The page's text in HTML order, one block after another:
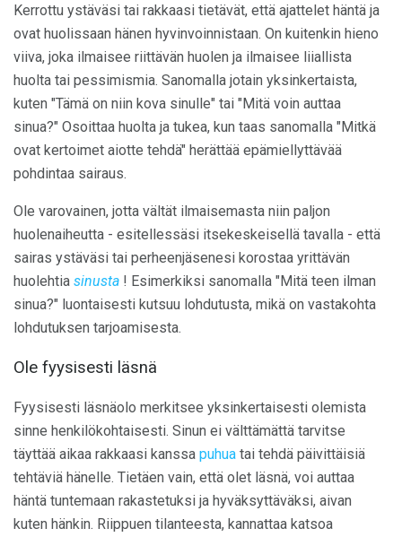
Kerrottu ystäväsi tai rakkaasi tietävät, että ajattelet häntä ja
ovat huolissaan hänen hyvinvoinnistaan. On kuitenkin hieno
viiva, joka ilmaisee riittävän huolen ja ilmaisee liiallista
huolta tai pessimismia. Sanomalla jotain yksinkertaista,
kuten "Tämä on niin kova sinulle" tai "Mitä voin auttaa
sinua?" Osoittaa huolta ja tukea, kun taas sanomalla "Mitkä
ovat kertoimet aiotte tehdä" herättää epämiellyttävää
pohdintaa sairaus.
Ole varovainen, jotta vältät ilmaisemasta niin paljon
huolenaiheutta - esitellessäsi itsekeskeisellä tavalla - että
sairas ystäväsi tai perheenjäsenesi korostaa yrittävän
huolehtia sinusta ! Esimerkiksi sanomalla "Mitä teen ilman
sinua?" luontaisesti kutsuu lohdutusta, mikä on vastakohta
lohdutuksen tarjoamisesta.
Ole fyysisesti läsnä
Fyysisesti läsnäolo merkitsee yksinkertaisesti olemista
sinne henkilökohtaisesti. Sinun ei välttämättä tarvitse
täyttää aikaa rakkaasi kanssa puhua tai tehdä päivittäisiä
tehtäviä hänelle. Tietäen vain, että olet läsnä, voi auttaa
häntä tuntemaan rakastetuksi ja hyväksyttäväksi, aivan
kuten hänkin. Riippuen tilanteesta, kannattaa katsoa